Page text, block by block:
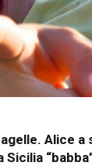
Alice a